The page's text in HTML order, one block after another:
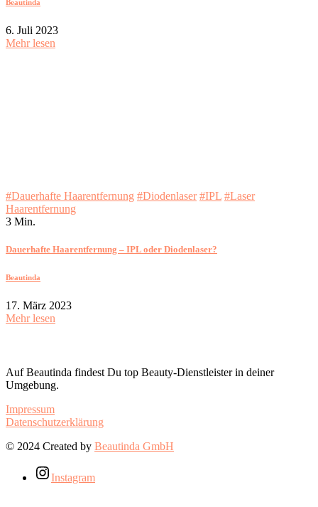
Beautinda
6. Juli 2023
Mehr lesen
#Dauerhafte Haarentfernung #Diodenlaser #IPL #Laser
Haarentfernung
3 Min.
Dauerhafte Haarentfernung – IPL oder Diodenlaser?
Beautinda
17. März 2023
Mehr lesen
Auf Beautinda findest Du top Beauty-Dienstleister in deiner
Umgebung.
Impressum
Datenschutzerklärung
© 2024 Created by Beautinda GmbH
Instagram